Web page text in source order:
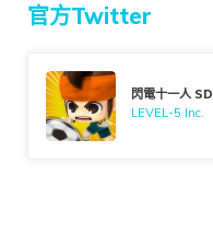
官方Twitter
閃電十一人 SD
LEVEL-5 Inc.